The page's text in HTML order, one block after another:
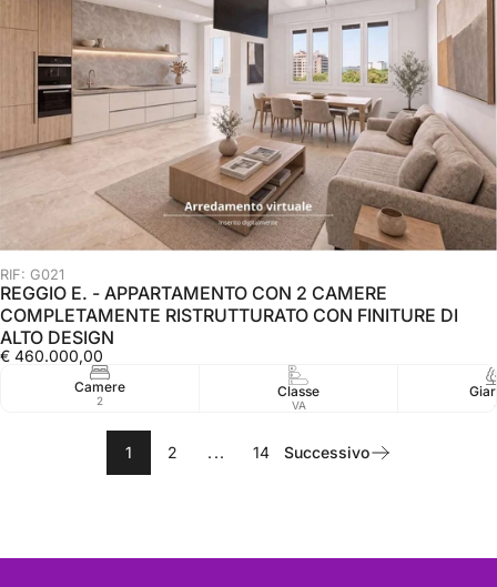
RIF: G021
REGGIO E. - APPARTAMENTO CON 2 CAMERE
COMPLETAMENTE RISTRUTTURATO CON FINITURE DI
ALTO DESIGN
€ 460.000,00
Camere
2
Classe
VA
1 2 ... 14 Successivo